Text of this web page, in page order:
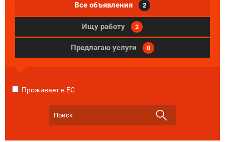
Все объявления 2
Ищу работу 2
Предлагаю услуги 0
Проживает в ЕС